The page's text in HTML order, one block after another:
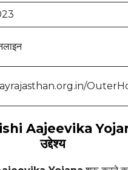
Aajeevika
उद्देश्य